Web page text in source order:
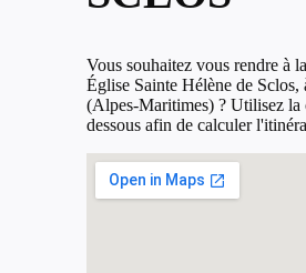
Vous souhaitez vous rendre à
Église Sainte Hélène de Sclos,
(Alpes-Maritimes) ? Utilisez la
dessous afin de calculer